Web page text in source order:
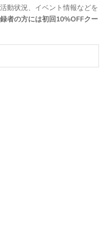
動状況、イベント情報などを
者の方には初回10%OFFクー